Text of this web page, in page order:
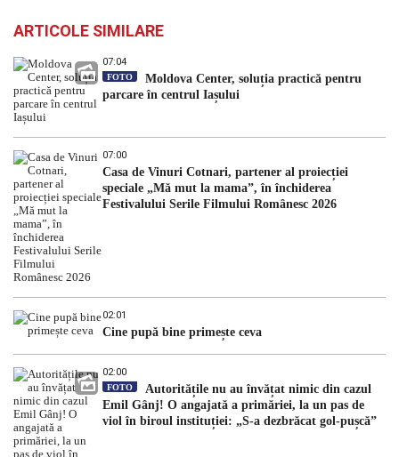
ARTICOLE SIMILARE
07:04
FOTO
Moldova Center, soluția practică pentru
parcare în centrul Iașului
07:00
Casa de Vinuri Cotnari, partener al proiecției
speciale „Mă mut la mama”, în închiderea
Festivalului Serile Filmului Românesc 2026
02:01
Cine pupă bine primește ceva
02:00
FOTO
Autoritățile nu au învățat nimic din cazul
Emil Gânj! O angajată a primăriei, la un pas de
viol în biroul instituției: „S-a dezbrăcat gol-pușcă”